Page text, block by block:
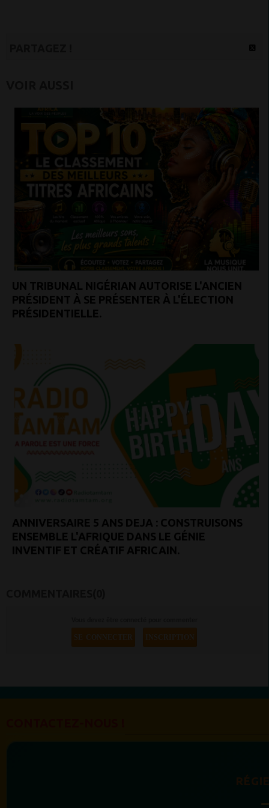
UN TRIBUNAL NIGÉRIAN AUTORISE L'ANCIEN
PRÉSIDENT À SE PRÉSENTER À L'ÉLECTION
PRÉSIDENTIELLE.
ANNIVERSAIRE 5 ANS DEJA : CONSTRUISONS
ENSEMBLE L'AFRIQUE DANS LE GÉNIE
INVENTIF ET CRÉATIF AFRICAIN.
SE CONNECTER INSCRIPTION